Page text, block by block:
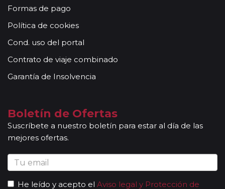
Formas de pago
Política de cookies
Cond. uso del portal
Contrato de viaje combinado
Garantía de Insolvencia
Boletín de Ofertas
Suscríbete a nuestro boletín para estar al día de las
mejores ofertas.
He leído y acepto el Aviso legal y Protección de